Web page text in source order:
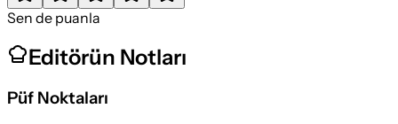
Sen de puanla
Editörün Notları
Püf Noktaları